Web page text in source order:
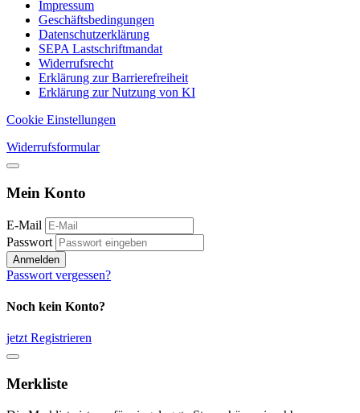
Impressum
Geschäftsbedingungen
Datenschutzerklärung
SEPA Lastschriftmandat
Widerrufsrecht
Erklärung zur Barrierefreiheit
Erklärung zur Nutzung von KI
Cookie Einstellungen
Widerrufsformular
Mein Konto
E-Mail
Passwort
Anmelden
Passwort vergessen?
Noch kein Konto?
jetzt Registrieren
Merkliste